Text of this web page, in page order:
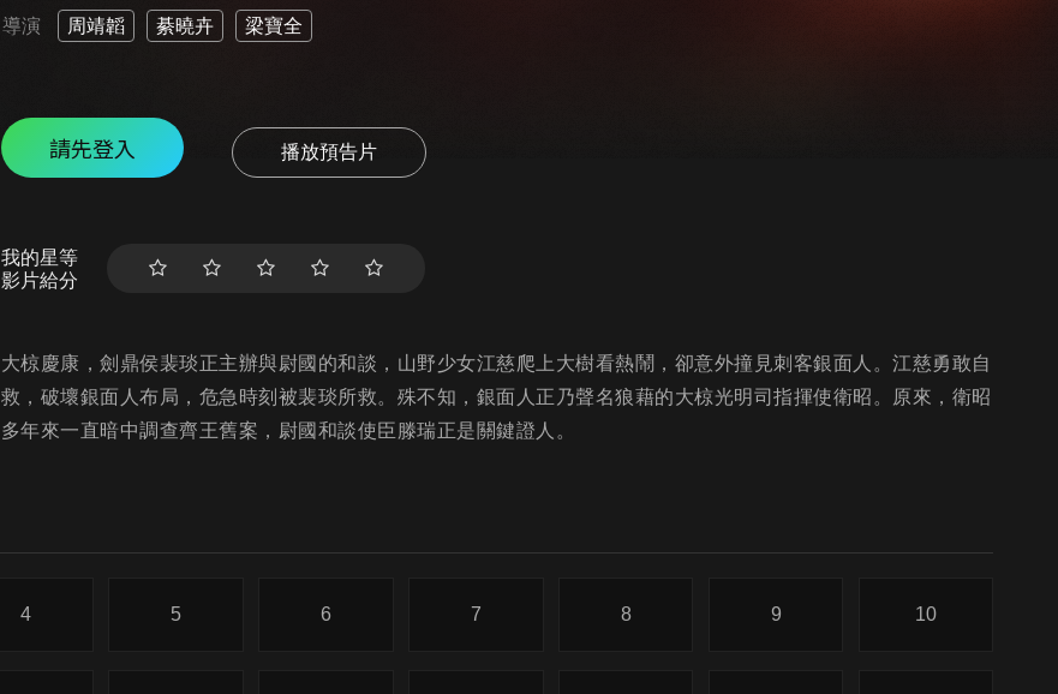
導演 周靖韜 綦曉卉 梁寶全
請先登入 播放預告片
我的星等
影片給分
大椋慶康，劍鼎侯裴琰正主辦與尉國的和談，山野少女江慈爬上大樹看熱鬧，卻意外撞見刺客銀面人。江慈勇敢自
救，破壞銀面人布局，危急時刻被裴琰所救。殊不知，銀面人正乃聲名狼藉的大椋光明司指揮使衛昭。原來，衛昭
多年來一直暗中調查齊王舊案，尉國和談使臣滕瑞正是關鍵證人。
4 5 6 7 8 9 10